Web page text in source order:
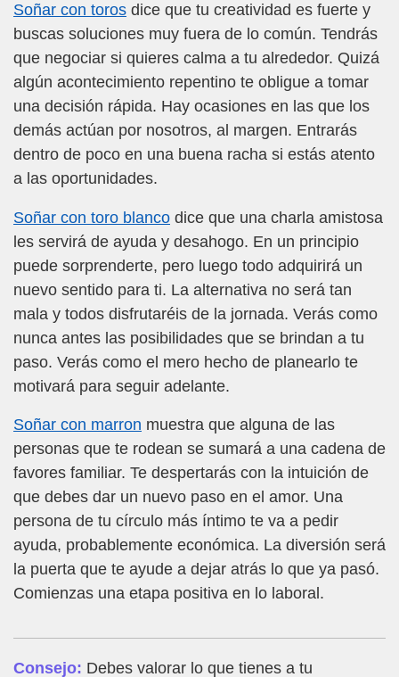
Soñar con toros dice que tu creatividad es fuerte y
buscas soluciones muy fuera de lo común. Tendrás
que negociar si quieres calma a tu alrededor. Quizá
algún acontecimiento repentino te obligue a tomar
una decisión rápida. Hay ocasiones en las que los
demás actúan por nosotros, al margen. Entrarás
dentro de poco en una buena racha si estás atento
a las oportunidades.
Soñar con toro blanco dice que una charla amistosa
les servirá de ayuda y desahogo. En un principio
puede sorprenderte, pero luego todo adquirirá un
nuevo sentido para ti. La alternativa no será tan
mala y todos disfrutaréis de la jornada. Verás como
nunca antes las posibilidades que se brindan a tu
paso. Verás como el mero hecho de planearlo te
motivará para seguir adelante.
Soñar con marron muestra que alguna de las
personas que te rodean se sumará a una cadena de
favores familiar. Te despertarás con la intuición de
que debes dar un nuevo paso en el amor. Una
persona de tu círculo más íntimo te va a pedir
ayuda, probablemente económica. La diversión será
la puerta que te ayude a dejar atrás lo que ya pasó.
Comienzas una etapa positiva en lo laboral.
Consejo: Debes valorar lo que tienes a tu